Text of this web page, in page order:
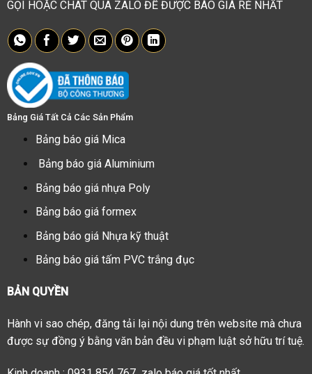
GỌI HOẶC CHAT QUA ZALO ĐỂ ĐƯỢC BÁO GIÁ RẺ NHẤT
Bảng Giá Tất Cả Các Sản Phẩm
Bảng báo giá Mica
Bảng báo giá Aluminium
Bảng báo giá nhựa Poly
Bảng báo giá formex
Bảng báo giá Nhựa kỹ thuật
Bảng báo giá tấm PVC trắng đục
BẢN QUYỀN
Hành vi sao chép, đăng tải lại nội dung trên website mà chưa
được sự đồng ý bằng văn bản đều vi phạm luật sở hữu trí tuệ.